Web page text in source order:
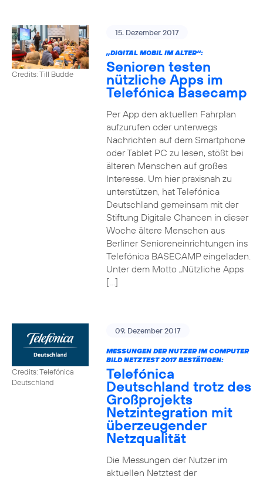
Credits: Till Budde
15. Dezember 2017
„DIGITAL MOBIL IM ALTER“:
Senioren testen
nützliche Apps im
Telefónica Basecamp
Per App den aktuellen Fahrplan
aufzurufen oder unterwegs
Nachrichten auf dem Smartphone
oder Tablet PC zu lesen, stößt bei
älteren Menschen auf großes
Interesse. Um hier praxisnah zu
unterstützen, hat Telefónica
Deutschland gemeinsam mit der
Stiftung Digitale Chancen in dieser
Woche ältere Menschen aus
Berliner Senioreneinrichtungen ins
Telefónica BASECAMP eingeladen.
Unter dem Motto „Nützliche Apps
[…]
Credits: Telefónica
Deutschland
09. Dezember 2017
MESSUNGEN DER NUTZER IM COMPUTER
BILD NETZTEST 2017 BESTÄTIGEN:
Telefónica
Deutschland trotz des
Großprojekts
Netzintegration mit
überzeugender
Netzqualität
Die Messungen der Nutzer im
aktuellen Netztest der